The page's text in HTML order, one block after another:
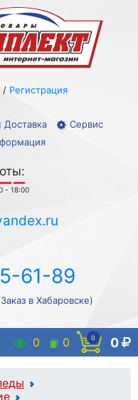
Доставка
Сервис
/ Регистрация
- 18:00
61-89
в Хабаровске)
0 0 0 0